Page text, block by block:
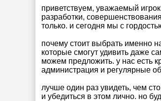
приветствуем, уважаемый
разработки,
только. и сегодня мы с
почему стоит выбрать именно
которые смогут удивить даже
можем предложить. у нас есть
администрация и регулярные
лучше один раз увидеть, чем
и убедиться в этом лично. но